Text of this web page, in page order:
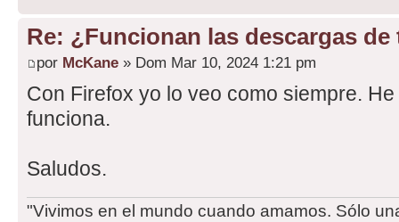
Re: ¿Funcionan las descargas
por McKane » Dom Mar 10, 2024 1:21 pm
Con Firefox yo lo veo como siempre.
funciona.
Saludos.
"Vivimos en el mundo cuando amamos. Sólo